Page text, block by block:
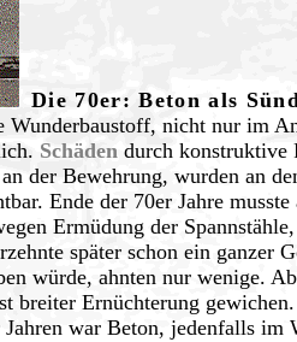
Die 70er: Beton als
Wunderbaustoff, nicht nur im
Schäden durch konstruktive
der Bewehrung, wurden an
Ende der 70er Jahre musste
Ermüdung der
später schon ein ganzer
würde, ahnten nur wenige.
breiter Ernüchterung gewichen.
war Beton, jedenfalls im